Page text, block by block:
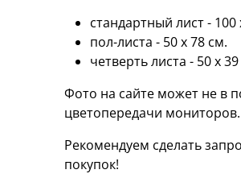
стандартный лист - 100
пол-листа - 50 х 78 см.
четверть листа - 50 х
Фото на сайте может не в
цветопередачи мониторов.
Рекомендуем сделать
покупок!